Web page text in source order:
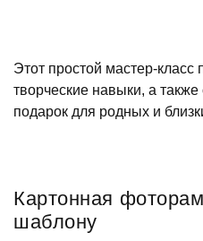
Этот простой мастер-класс
творческие навыки, а
подарок для родных и
Картонная
шаблону